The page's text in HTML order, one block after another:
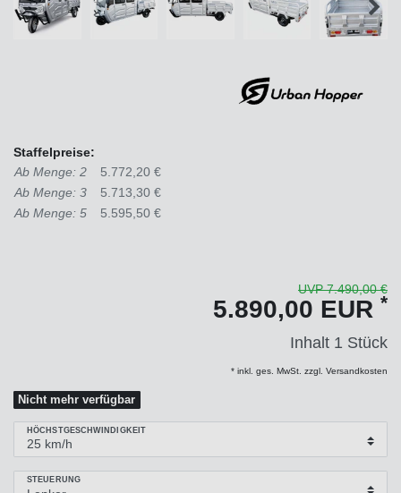
Staffelpreise:
Ab Menge: 2
5.772,20 €
Ab Menge: 3
5.713,30 €
Ab Menge: 5
5.595,50 €
UVP 7.490,00 €
5.890,00 EUR *
Inhalt 1 Stück
* inkl. ges. MwSt. zzgl. Versandkosten
Nicht mehr verfügbar
HÖCHSTGESCHWINDIGKEIT
STEUERUNG